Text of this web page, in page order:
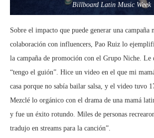
Billboard Latin Music Week
Sobre el impacto que puede generar una campaña
colaboración con influencers, Pao Ruiz lo
la campaña de promoción con el Grupo Niche. Le
“tengo el guión”. Hice un video en el que mi
casa porque no sabía bailar salsa, y el video tuvo
Mezclé lo orgánico con el drama de una mamá
y fue un éxito rotundo. Miles de personas
tradujo en streams para la canción”.